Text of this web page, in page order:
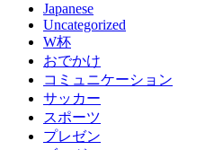
Japanese
Uncategorized
W杯
おでかけ
コミュニケーション
サッカー
スポーツ
プレゼン